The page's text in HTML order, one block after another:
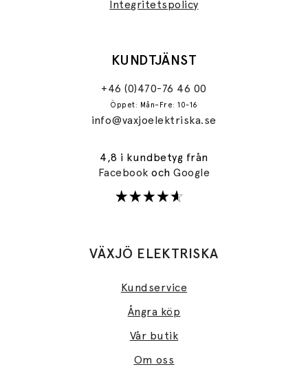
Integritetspolicy
KUNDTJÄNST
+46 (0)470-76 46 00
Öppet: Mån–Fre: 10-16
info@vaxjoelektriska.se
4,8 i kundbetyg från
FacebookochGoogle
VÄXJÖ ELEKTRISKA
Kundservice
Ångra köp
Vår butik
Om oss